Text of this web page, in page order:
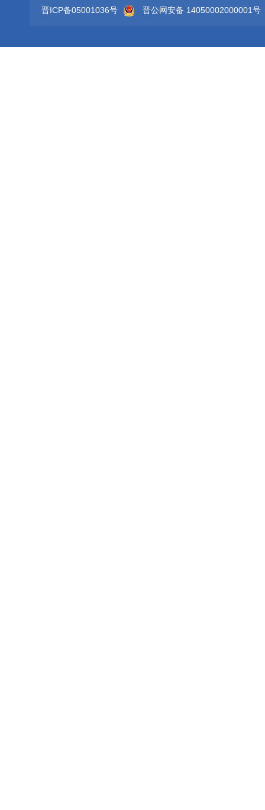
晋ICP备05001036号
晋公网安备 14050002000001号